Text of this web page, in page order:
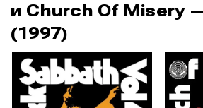
и Church Of Misery
(1997)